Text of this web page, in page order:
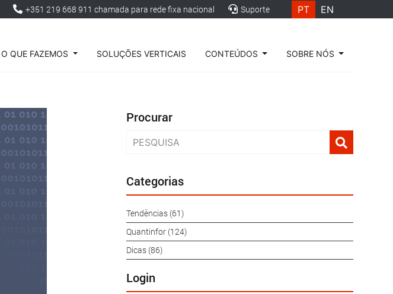
+351 219 668 911 chamada para rede fixa nacional Suporte PT EN
O QUE FAZEMOS SOLUÇÕES VERTICAIS CONTEÚDOS SOBRE NÓS
Procurar
Categorias
Tendências (61)
Quantinfor (124)
Dicas (86)
Login